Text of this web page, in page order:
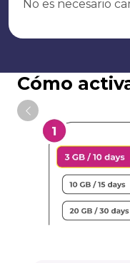
No es necesario
Cómo